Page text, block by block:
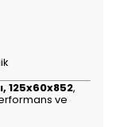
125x60x852,
ve